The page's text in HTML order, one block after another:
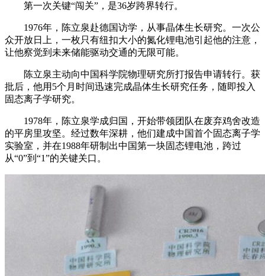
第一次关键“闯关”，是36岁跨界转行。
1976年，陈立泉赴德国访学，从事晶体生长研究。一次公
众开放日上，一枚只有纽扣大小的氮化锂电池引起他的注意，
让他察觉到未来储能驱动交通的无限可能。
陈立泉主动向中国科学院物理研究所打报告申请转行。获
批后，他用5个月时间迅速完成晶体生长研究任务，随即投入
固态离子学研究。
1978年，陈立泉学成归国，开始带领团队在废弃鸡舍改造
的平房里攻坚。经过数年深耕，他们建成中国首个固态离子学
实验室，并在1988年研制出中国第一块固态锂电池，跨过
从“0”到“1”的关键关口。